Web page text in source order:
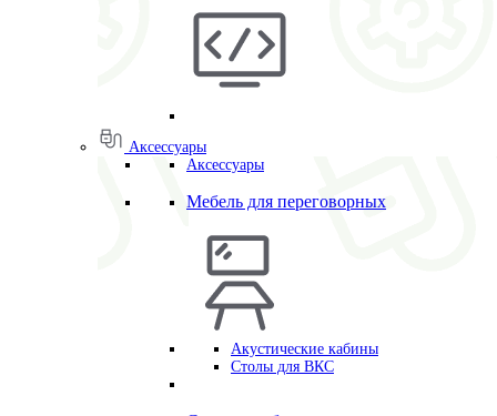
Аксессуары
Аксессуары
Мебель для переговорных
Акустические кабины
Столы для ВКС